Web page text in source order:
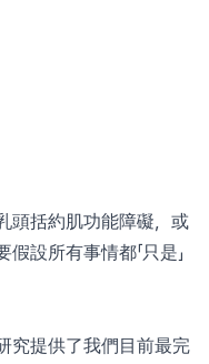
頭括約肌功能障礙，或
設所有事情都「只是」
究提供了我們目前最完